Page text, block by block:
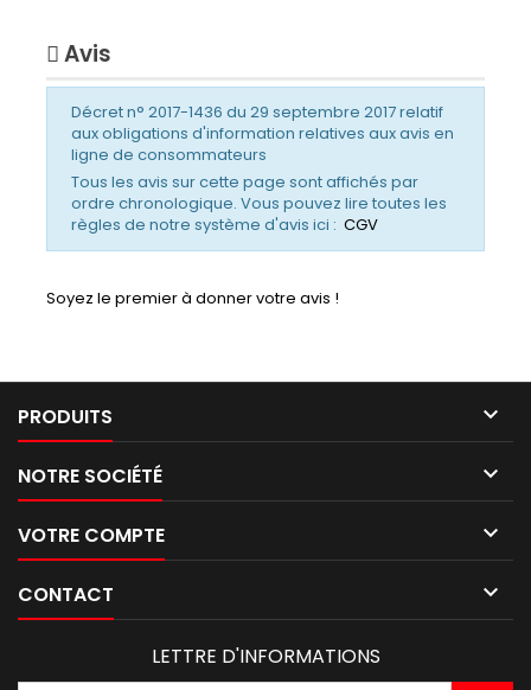
Avis
Décret n° 2017-1436 du 29 septembre 2017 relatif
aux obligations d'information relatives aux avis en
ligne de consommateurs
Tous les avis sur cette page sont affichés par
ordre chronologique. Vous pouvez lire toutes les
règles de notre système d'avis ici : CGV
Soyez le premier à donner votre avis !
PRODUITS 
NOTRE SOCIÉTÉ 
VOTRE COMPTE 
CONTACT 
LETTRE D'INFORMATIONS